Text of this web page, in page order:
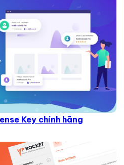
Key chính hãng